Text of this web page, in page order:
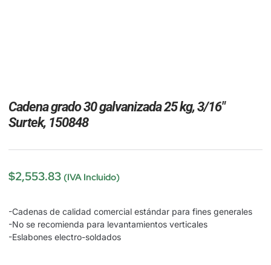
Cadena grado 30 galvanizada 25 kg, 3/16″
Surtek, 150848
$2,553.83 (IVA Incluido)
-Cadenas de calidad comercial estándar para fines generales
-No se recomienda para levantamientos verticales
-Eslabones electro-soldados